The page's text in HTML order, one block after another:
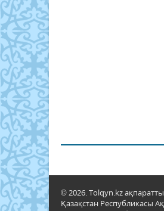
© 2026. Tolqyn.kz
Қазақстан Республикасы